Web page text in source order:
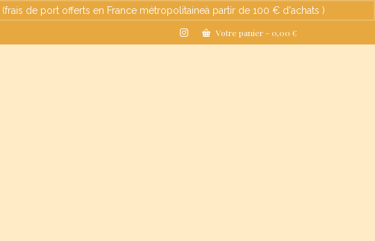
(frais de port offerts en France métropolitaineà partir de 100 € d'achats )
Votre panier - 0,00 €